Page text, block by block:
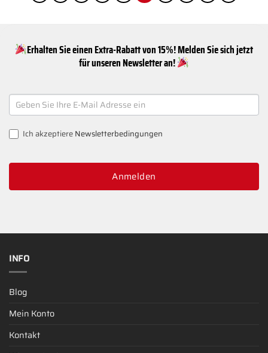
Erhalten Sie einen Extra-Rabatt von 15%! Melden Sie sich jetzt
für unseren Newsletter an!
NEWSLETTER
SIGNUP
Ich akzeptiereNewsletterbedingungen
Anmelden
INFO
Blog
Mein Konto
Kontakt